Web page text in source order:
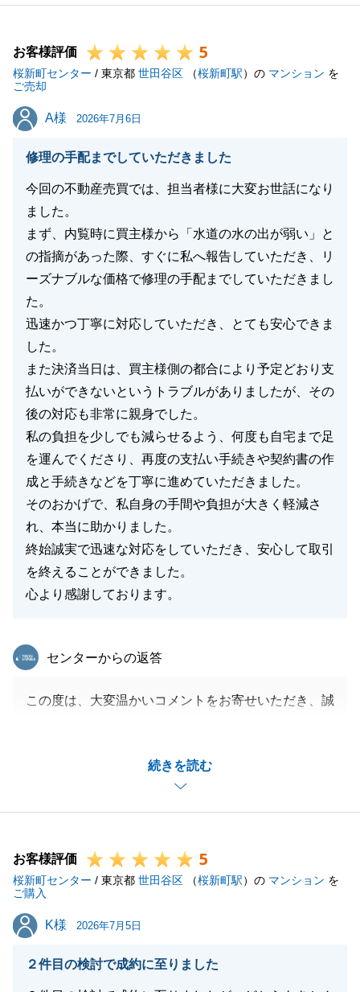
す。
までお手続きを完了させることができました。
心より深く感謝申し上げます。
今回のお取引は一度一段落となりますが、今後もお困
り事やご相談がございましたらいつでも全力でサポー
どうぞお気軽にお声がけください。
今後とも末永いお付き合いのほどよろしくお願い申し
上げます。
閉じる
お客様評価 5
桜新町センター / 東京都 世田谷区 （桜新町駅）の マンション を
ご売却
A様
A様 2026年7月6日
修理の手配までしていただきました
今回の不動産売買では、担当者様に大変お世話になり
ました。
まず、内覧時に買主様から「水道の水の出が弱い」と
の指摘があった際、すぐに私へ報告していただき、リ
ーズナブルな価格で修理の手配までしていただきまし
た。
迅速かつ丁寧に対応していただき、とても安心できま
した。
また決済当日は、買主様側の都合により予定どおり支
払いができないというトラブルがありましたが、その
後の対応も非常に親身でした。
私の負担を少しでも減らせるよう、何度も自宅まで足
を運んでくださり、再度の支払い手続きや契約書の作
成と手続きなどを丁寧に進めていただきました。
そのおかげで、私自身の手間や負担が大きく軽減さ
れ、本当に助かりました。
終始誠実で迅速な対応をしていただき、安心して取引
を終えることができました。
心より感謝しております。
続きを読む
東急リバブル
センターからの返答
この度は、大変温かいコメントをお寄せいただき、誠
決済当日の予期せぬトラブルなど、A様におかれまし
ても大変ご心労が大きかったこととお察しいたしま
す。
までお手続きを完了させることができました。
心より深く感謝申し上げます。
今回のお取引は一度一段落となりますが、今後もお困
り事やご相談がございましたらいつでも全力でサポー
どうぞお気軽にお声がけください。
お客様評価 5
桜新町センター / 東京都 世田谷区 （桜新町駅）の マンション を
ご購入
K様
K様 2026年7月5日
２件目の検討で成約に至りました